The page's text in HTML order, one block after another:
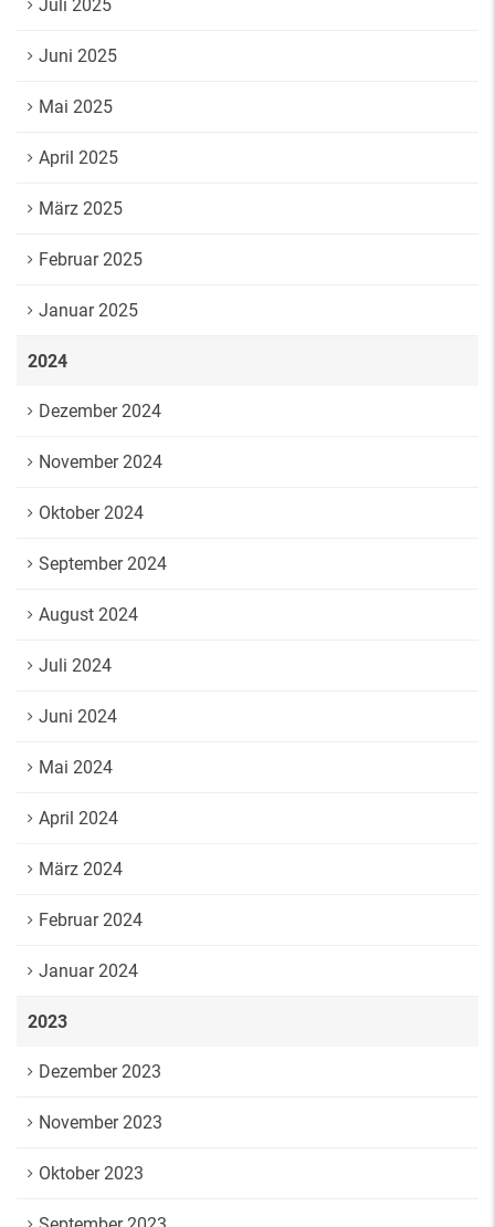
Juli 2025
Juni 2025
Mai 2025
April 2025
März 2025
Februar 2025
Januar 2025
2024
Dezember 2024
November 2024
Oktober 2024
September 2024
August 2024
Juli 2024
Juni 2024
Mai 2024
April 2024
März 2024
Februar 2024
Januar 2024
2023
Dezember 2023
November 2023
Oktober 2023